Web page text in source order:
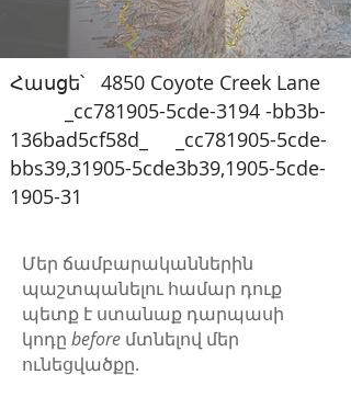
Հասցե՝ 4850 Coyote Creek Lane
_cc781905-5cde-3194 -bb3b-
136bad5cf58d_ _cc781905-5cde-
bbs39,31905-5cde3b39,1905-5cde-
1905-31
Մեր ճամբարականներին
պաշտպանելու համար դուք
պետք է ստանաք դարպասի
կոդը before մտնելով մեր
ունեցվածքը.